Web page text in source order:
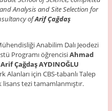
Analysis and Site Selection for
ofArif Çağdaş
Anabilim Dalı Jeodezi
Programı öğrencisiAhmad
Çağdaş AYDINOĞLU
Alanları için CBS-tabanlı Talep
tezi tamamlanmıştır.